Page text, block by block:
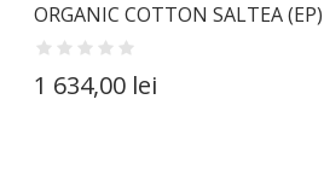
ORGANIC COTTON SALTEA (EP)
1 634,00 lei